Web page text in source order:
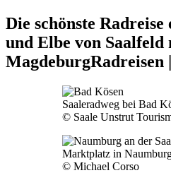
Die schönste Radreise
und Elbe von Saalfeld
MagdeburgRadreisen |
Saaleradweg bei Bad
© Saale Unstrut
Marktplatz in
© Michael Corso